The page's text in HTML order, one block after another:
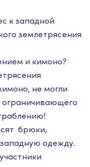
к западной
землетрясения
и кимоно?
не могли
ограничивающего
брюки,
одежду.